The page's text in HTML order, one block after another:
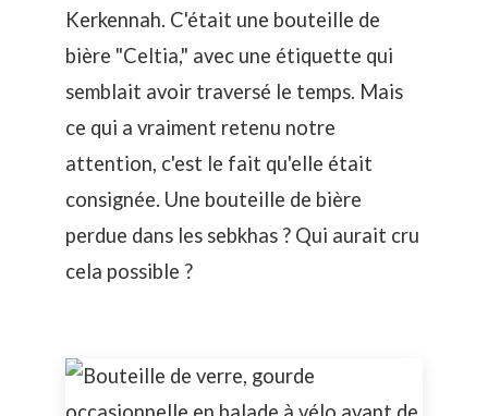
Kerkennah. C'était une bouteille de
bière "Celtia," avec une étiquette qui
semblait avoir traversé le temps. Mais
ce qui a vraiment retenu notre
attention, c'est le fait qu'elle était
consignée. Une bouteille de bière
perdue dans les sebkhas ? Qui aurait cru
cela possible ?